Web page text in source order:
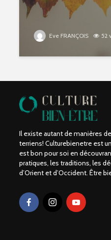
Eve FRANÇOIS 52
Il existe autant de manières
terriens! Culturebienetre est
est bon pour soi en
pratiques, les traditions, les
d’Orient et d’Occident. Être